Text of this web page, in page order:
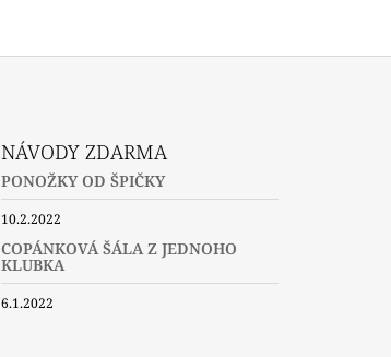
NÁVODY ZDARMA
PONOŽKY OD ŠPIČKY
10.2.2022
COPÁNKOVÁ ŠÁLA Z JEDNOHO
KLUBKA
6.1.2022